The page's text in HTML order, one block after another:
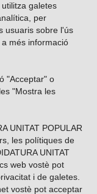
utilitza galetes
per
usuaris sobre l'ús
més informació
"Acceptar" o
"Mostra les
UNITAT POPULAR
les polítiques de
UNITAT
web vostè pot
i de galetes.
vostè pot acceptar
butlletí?